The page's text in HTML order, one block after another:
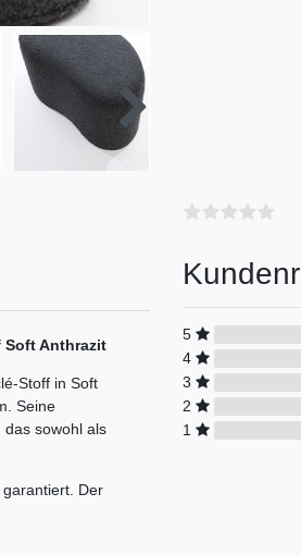
Soft Anthrazit
Stoff in Soft
Seine
sowohl als
Der
5
4
3
2
1